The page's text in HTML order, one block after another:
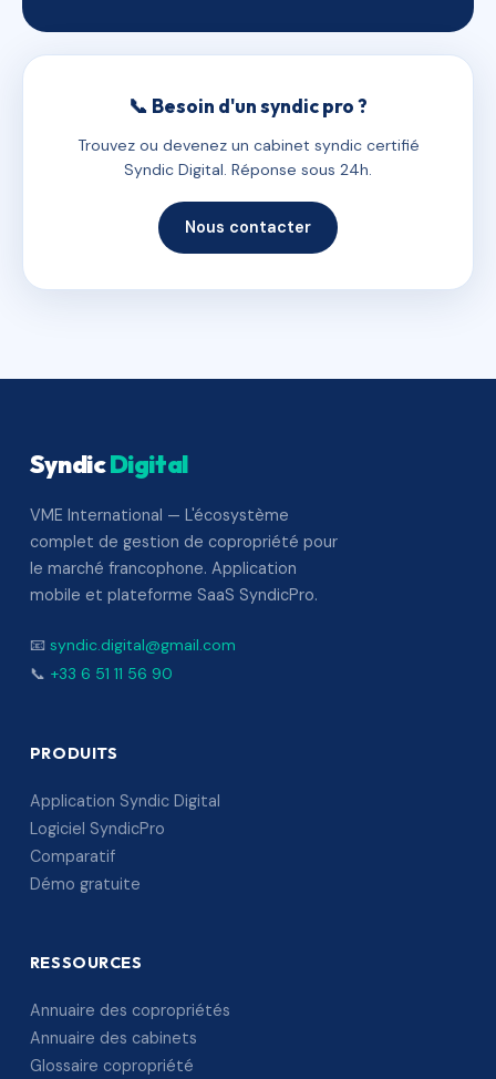
📞 Besoin d'un syndic pro ?
Trouvez ou devenez un cabinet syndic certifié
Syndic Digital. Réponse sous 24h.
Nous contacter
SyndicDigital
VME International — L'écosystème
complet de gestion de copropriété pour
le marché francophone. Application
mobile et plateforme SaaS SyndicPro.
📧 syndic.digital@gmail.com
📞 +33 6 51 11 56 90
PRODUITS
Application Syndic Digital
Logiciel SyndicPro
Comparatif
Démo gratuite
RESSOURCES
Annuaire des copropriétés
Annuaire des cabinets
Glossaire copropriété